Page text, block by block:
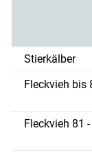
Stierkälber
Fleckvieh bis
Fleckvieh 81